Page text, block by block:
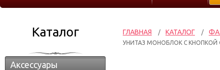
Каталог
Аксессуары
ГЛАВНАЯ / КАТАЛОГ /
УНИТАЗ МОНОБЛОК С КНОПКОЙ